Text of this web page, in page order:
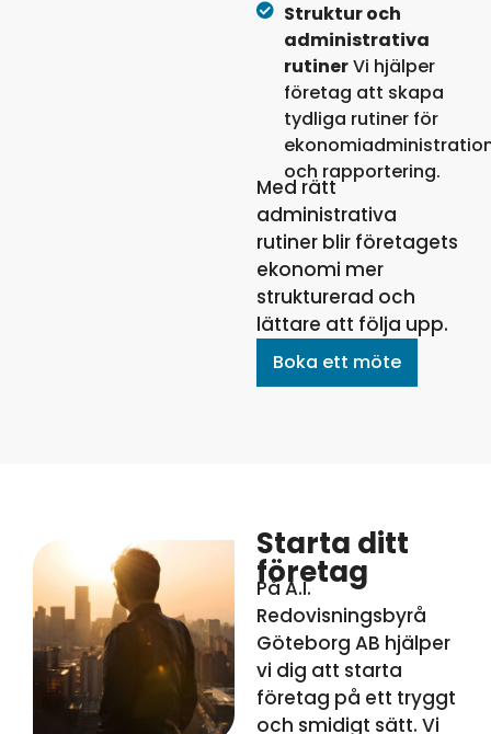
Struktur och
administrativa
rutinerVi hjälper
företag att skapa
tydliga rutiner för
och rapportering.
Med rätt
administrativa
rutiner blir företagets
ekonomi mer
strukturerad och
lättare att följa upp.
Boka ett möte
Starta ditt
företag
På A.I.
Redovisningsbyrå
Göteborg AB hjälper
vi dig att starta
företag på ett tryggt
och smidigt sätt. Vi